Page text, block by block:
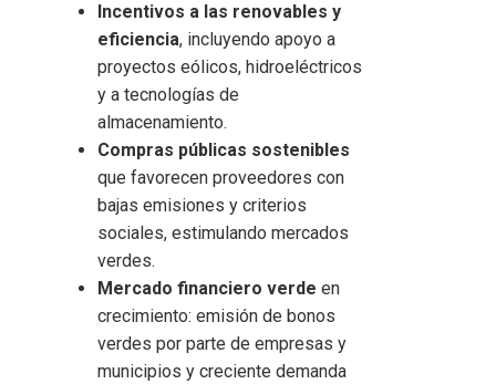
Incentivos a las renovables y
eficiencia, incluyendo apoyo a
proyectos eólicos, hidroeléctricos
y a tecnologías de
almacenamiento.
Compras públicas sostenibles
que favorecen proveedores con
bajas emisiones y criterios
sociales, estimulando mercados
verdes.
Mercado financiero verde en
crecimiento: emisión de bonos
verdes por parte de empresas y
municipios y creciente demanda